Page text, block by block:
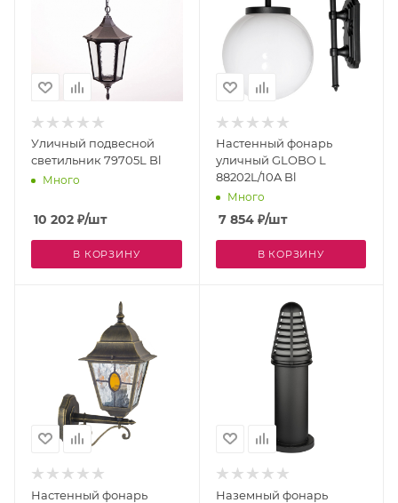
Уличный подвесной
светильник 79705L Bl
Много
10 202 ₽/шт
В КОРЗИНУ
Настенный фонарь
уличный GLOBO L
88202L/10A Bl
Много
7 854₽/шт
В КОРЗИНУ
Настенный фонарь
Наземный фонарь